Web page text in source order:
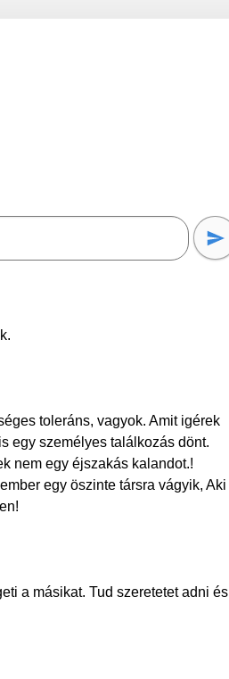
toleráns, vagyok. Amit igérek
egy személyes találkozás dönt.
nem egy éjszakás kalandot.!
egy öszinte társra vágyik, Aki
a másikat. Tud szeretetet adni és